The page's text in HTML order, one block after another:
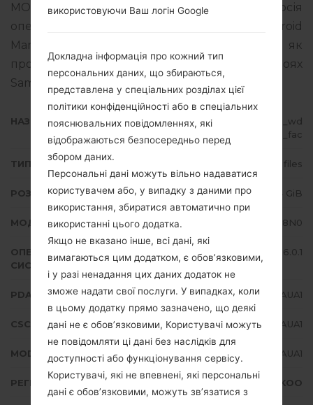
MODEM версия G888N0KOU1AUA1. Версія
операційної системи даної прошивки Android
Marshmallow 6.0.1. Повна інструкція про те, як
прошивати стокову прошивку на пристроях
Samsung
НАЗВА ФАЙЛУ
SM-G888N0_2_20210128170535_wd
h0swv9ds_fac
ТИП ПРОШИВКИ 4 files
РОЗМІР ФАЙЛУ 1.34 GiB
МОДЕЛЬ Samsung SM-G888N0
ОПЕРАЦІЙНА
СИСТЕМА
Android Marshmallow 6.0.1
PDA/AP ВЕРСІЯ G888N0KOU1AUA1
CSC ВЕРСІЯ G888N0K021AUA1
MODEM/CP ВЕРСІЯ G888N0KOU1AUA1
РЕГІОН KOO
використовуючи Ваш логін Google
Докладна інформація про кожний тип
персональних даних, що збираються,
представлена у спеціальних розділах цієї
політики конфіденційності або в спеціальних
пояснювальних повідомленнях, які
відображаються безпосередньо перед
збором даних.
Персональні дані можуть вільно надаватися
користувачем або, у випадку з даними про
використання, збиратися автоматично при
використанні цього додатка.
Якщо не вказано інше, всі дані, які
вимагаються цим додатком, є обов’язковими,
і у разі ненадання цих даних додаток не
зможе надати свої послуги. У випадках, коли
в цьому додатку прямо зазначено, що деякі
дані не є обов’язковими, Користувачі можуть
не повідомляти ці дані без наслідків для
доступності або функціонування сервісу.
Користувачі, які не впевнені, які персональні
дані є обов’язковими, можуть зв’язатися з